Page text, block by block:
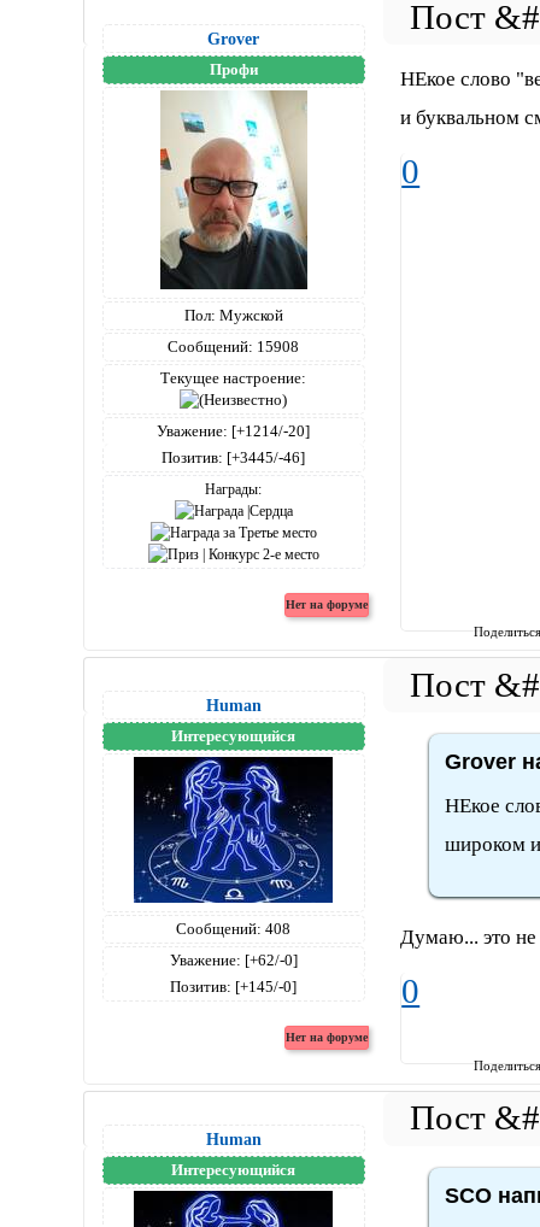
Grover
Профи
Пол: Мужской
Сообщений: 15908
Текущее настроение:
Уважение: [+1214/-20]
Позитив: [+3445/-46]
Награды:
НЕкое слово
и буквальном
0
Human
Интересующийся
Сообщений: 408
Уважение: [+62/-0]
Позитив: [+145/-0]
Grover
НЕкое
широком
Думаю... это
0
Human
Интересующийся
SCO